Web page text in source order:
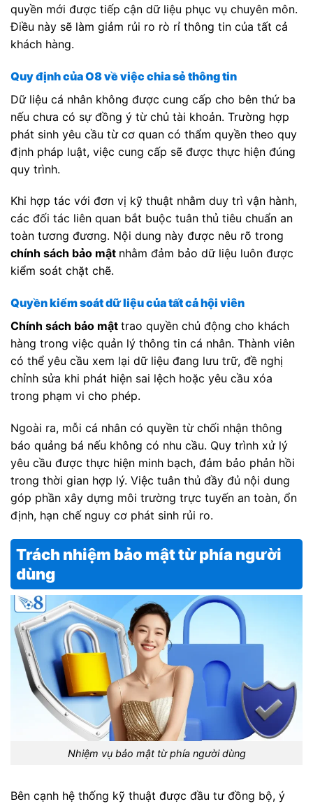
quyền mới được tiếp cận dữ liệu phục vụ chuyên môn.
Điều này sẽ làm giảm rủi ro rò rỉ thông tin của tất cả
khách hàng.
Quy định của O8 về việc chia sẻ thông tin
Dữ liệu cá nhân không được cung cấp cho bên thứ ba
nếu chưa có sự đồng ý từ chủ tài khoản. Trường hợp
phát sinh yêu cầu từ cơ quan có thẩm quyền theo quy
định pháp luật, việc cung cấp sẽ được thực hiện đúng
quy trình.
Khi hợp tác với đơn vị kỹ thuật nhằm duy trì vận hành,
các đối tác liên quan bắt buộc tuân thủ tiêu chuẩn an
toàn tương đương. Nội dung này được nêu rõ trong
chính sách bảo mật nhằm đảm bảo dữ liệu luôn được
kiểm soát chặt chẽ.
Quyền kiểm soát dữ liệu của tất cả hội viên
Chính sách bảo mật trao quyền chủ động cho khách
hàng trong việc quản lý thông tin cá nhân. Thành viên
có thể yêu cầu xem lại dữ liệu đang lưu trữ, đề nghị
chỉnh sửa khi phát hiện sai lệch hoặc yêu cầu xóa
trong phạm vi cho phép.
Ngoài ra, mỗi cá nhân có quyền từ chối nhận thông
báo quảng bá nếu không có nhu cầu. Quy trình xử lý
yêu cầu được thực hiện minh bạch, đảm bảo phản hồi
trong thời gian hợp lý. Việc tuân thủ đầy đủ nội dung
góp phần xây dựng môi trường trực tuyến an toàn, ổn
định, hạn chế nguy cơ phát sinh rủi ro.
Trách nhiệm bảo mật từ phía người
dùng
Nhiệm vụ bảo mật từ phía người dùng
Bên cạnh hệ thống kỹ thuật được đầu tư đồng bộ, ý